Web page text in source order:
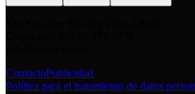
ContactoPublicidad
Política para el tratamiento de datos